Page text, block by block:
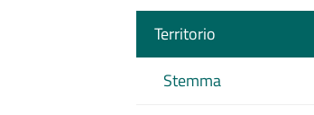
Territorio
Stemma